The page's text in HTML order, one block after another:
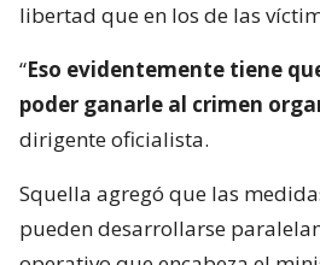
libertad que en los de las
“Eso evidentemente tiene
poder ganarle al crimen
dirigente oficialista.
Squella agregó que las
pueden desarrollarse